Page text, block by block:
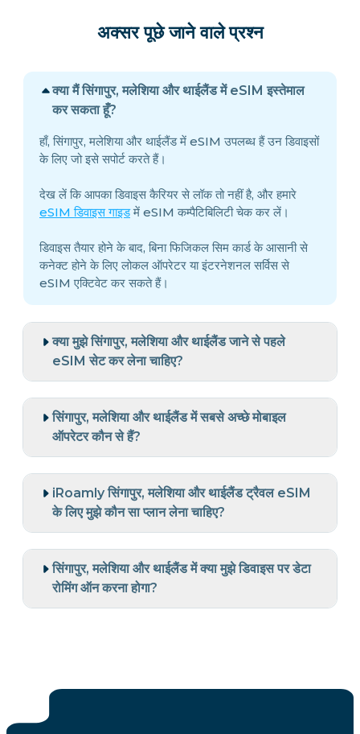
अक्सर पूछे जाने वाले प्रश्न
क्या मैं सिंगापुर, मलेशिया और थाईलैंड में eSIM इस्तेमाल
कर सकता हूँ?
हाँ, सिंगापुर, मलेशिया और थाईलैंड में eSIM उपलब्ध हैं उन डिवाइसों
के लिए जो इसे सपोर्ट करते हैं।
देख लें कि आपका डिवाइस कैरियर से लॉक तो नहीं है, और हमारे
eSIM डिवाइस गाइडमें eSIM कम्पैटिबिलिटी चेक कर लें।
डिवाइस तैयार होने के बाद, बिना फिजिकल सिम कार्ड के आसानी से
कनेक्ट होने के लिए लोकल ऑपरेटर या इंटरनेशनल सर्विस से
eSIM एक्टिवेट कर सकते हैं।
क्या मुझे सिंगापुर, मलेशिया और थाईलैंड जाने से पहले
eSIM सेट कर लेना चाहिए?
सिंगापुर, मलेशिया और थाईलैंड में सबसे अच्छे मोबाइल
ऑपरेटर कौन से हैं?
iRoamly सिंगापुर, मलेशिया और थाईलैंड ट्रैवल eSIM
के लिए मुझे कौन सा प्लान लेना चाहिए?
सिंगापुर, मलेशिया और थाईलैंड में क्या मुझे डिवाइस पर डेटा
रोमिंग ऑन करना होगा?